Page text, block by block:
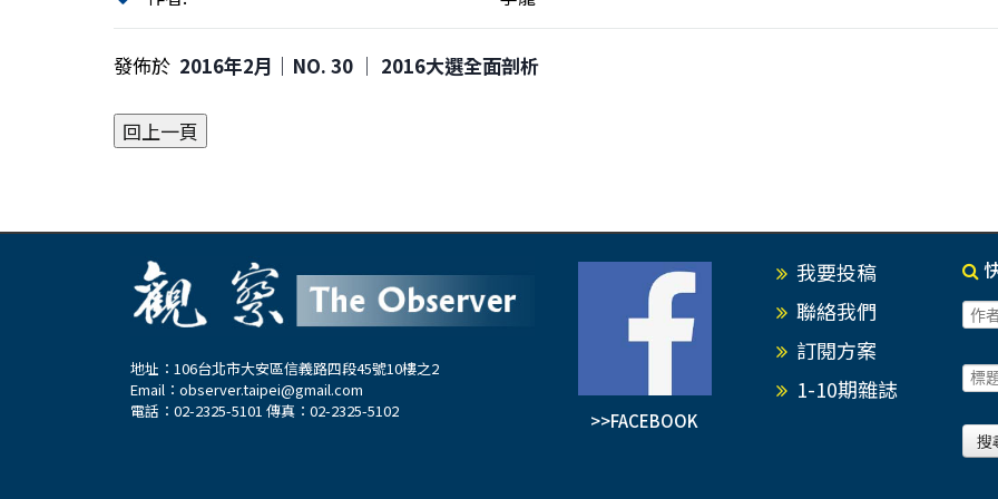
發佈於 2016年2月｜NO. 30 │ 2016大選全面剖析
地址：106台北市大安區信義路四段45號10樓之2
Email： observer.taipei@gmail.com
電話：02-2325-5101 傳真：02-2325-5102
>>FACEBOOK
我要投稿
聯絡我們
訂閱方案
1-10期雜誌